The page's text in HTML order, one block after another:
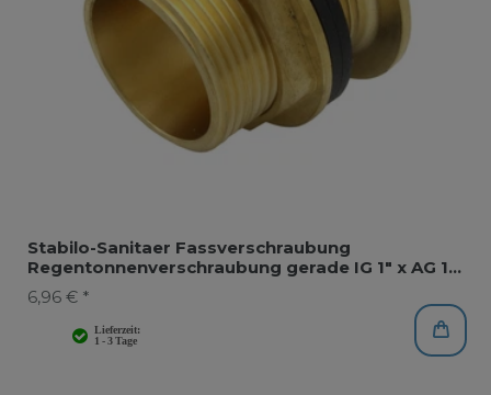
Stabilo-Sanitaer Fassverschraubung
Regentonnenverschraubung gerade IG 1" x AG 1
1/4"
6,96 € *